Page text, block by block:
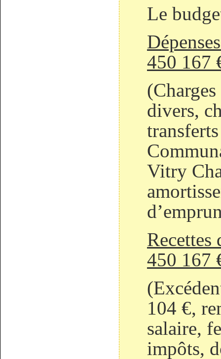
Le
450 167
divers,
Vitry
450 167
104 €,
salaire,
impôts,